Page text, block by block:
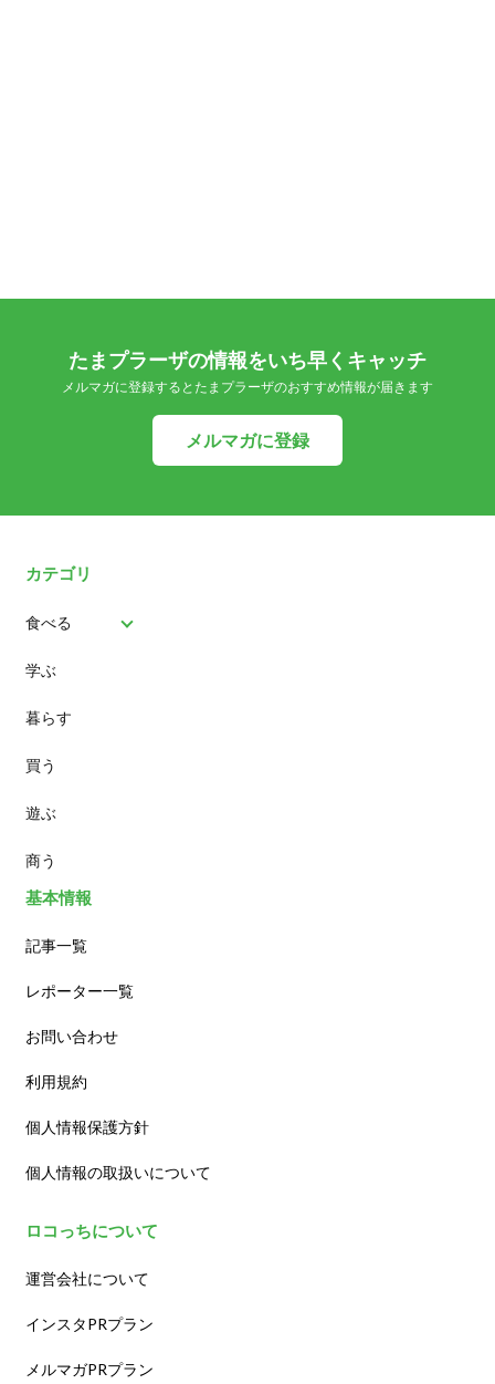
たまプラーザの情報をいち早くキャッチ
メルマガに登録するとたまプラーザのおすすめ情報が届きます
メルマガに登録
カテゴリ
食べる
パン
スイーツ
ランチ
カフェ
学ぶ
暮らす
買う
遊ぶ
商う
基本情報
記事一覧
レポーター一覧
お問い合わせ
利用規約
個人情報保護方針
個人情報の取扱いについて
ロコっちについて
運営会社について
インスタPRプラン
メルマガPRプラン